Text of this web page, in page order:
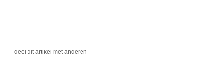
- deel dit artikel met anderen